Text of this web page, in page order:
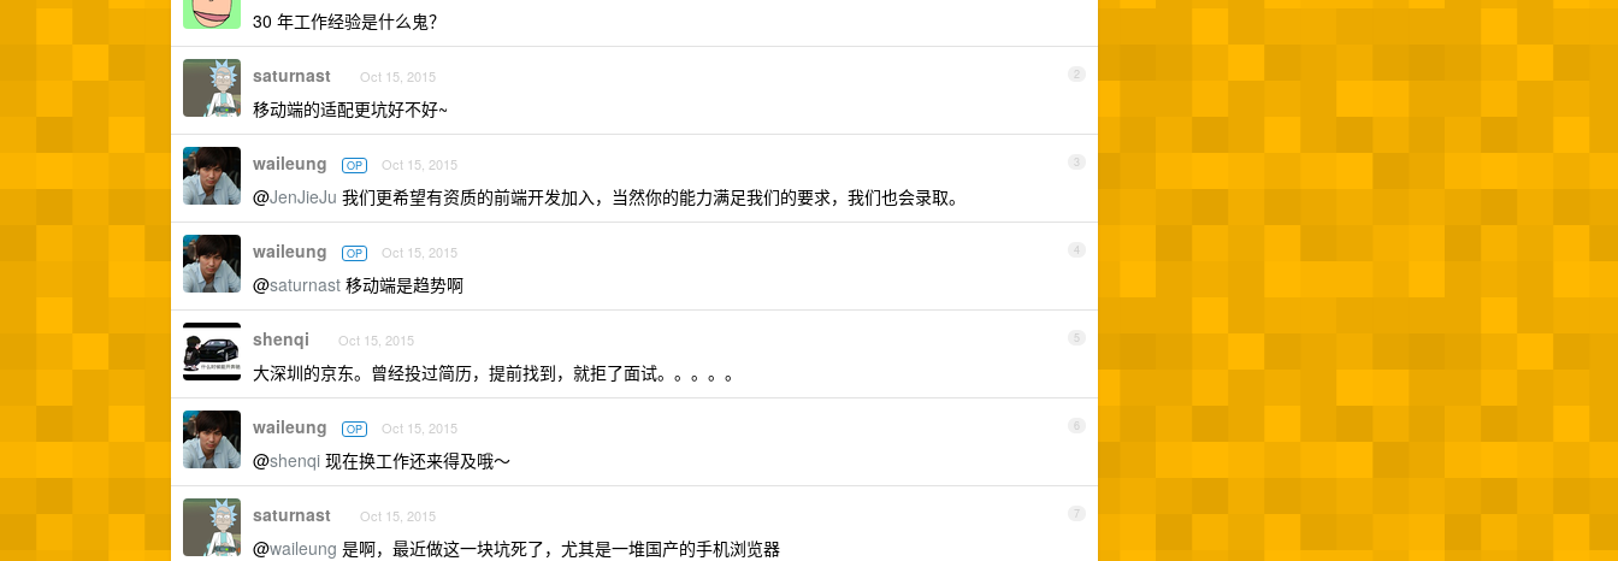
30 年工作经验是什么鬼？
2
saturnast Oct 15, 2015
移动端的适配更坑好不好~
3
waileung OP Oct 15, 2015
@JenJieJu 我们更希望有资质的前端开发加入，当然你的能力满足我们的要求，我们也会录取。
4
waileung OP Oct 15, 2015
@saturnast 移动端是趋势啊
5
shenqi Oct 15, 2015
大深圳的京东。曾经投过简历，提前找到，就拒了面试。。。。。
6
waileung OP Oct 15, 2015
@shenqi 现在换工作还来得及哦～
7
saturnast Oct 15, 2015
@waileung 是啊，最近做这一块坑死了，尤其是一堆国产的手机浏览器